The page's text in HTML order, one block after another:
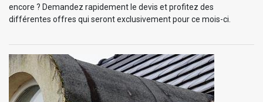
encore ? Demandez rapidement le devis et profitez des
différentes offres qui seront exclusivement pour ce mois-ci.